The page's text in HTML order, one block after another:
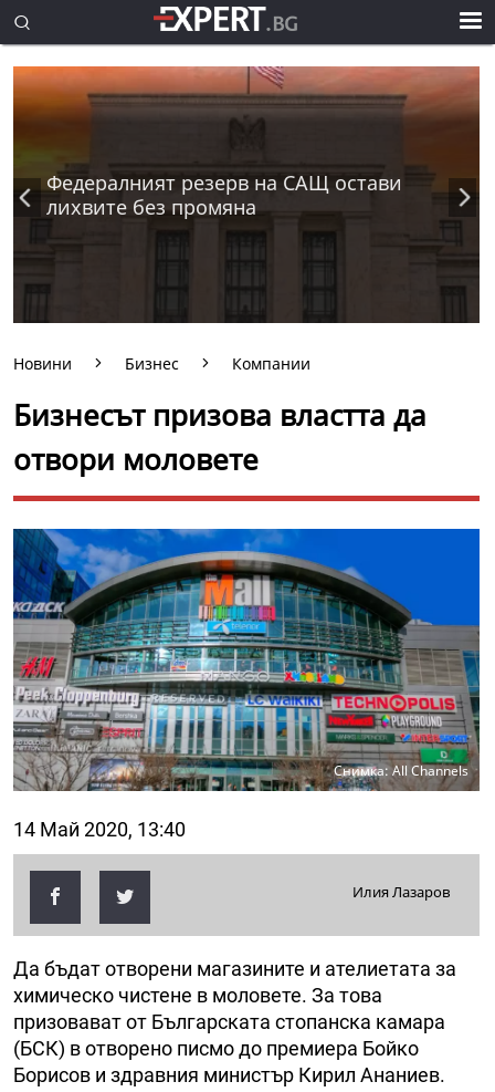
Федералният резерв на САЩ остави
лихвите без промяна
Новини Бизнес Компании
Бизнесът призова властта да
отвори моловете
Снимка: All Channels
14 Май 2020, 13:40
Илия Лазаров
Да бъдат отворени магазините и ателиетата за
химическо чистене в моловете. За това
призовават от Българската стопанска камара
(БСК) в отворено писмо до премиера Бойко
Борисов и здравния министър Кирил Ананиев.